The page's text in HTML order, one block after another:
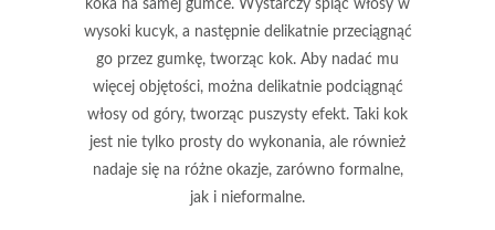
koka na samej gumce. Wystarczy spiąć włosy w
wysoki kucyk, a następnie delikatnie przeciągnąć
go przez gumkę, tworząc kok. Aby nadać mu
więcej objętości, można delikatnie podciągnąć
włosy od góry, tworząc puszysty efekt. Taki kok
jest nie tylko prosty do wykonania, ale również
nadaje się na różne okazje, zarówno formalne,
jak i nieformalne.